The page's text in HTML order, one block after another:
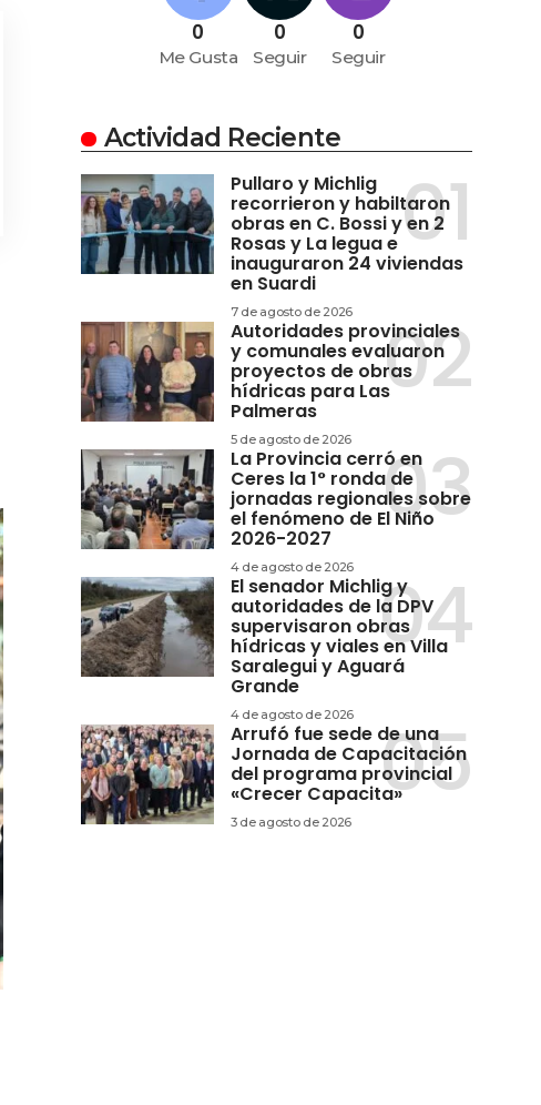
0
Me Gusta
0
Seguir
0
Seguir
Actividad Reciente
Pullaro y Michlig
recorrieron y habiltaron
obras en C. Bossi y en 2
Rosas y La legua e
inauguraron 24 viviendas
en Suardi
7 de agosto de 2026
Autoridades provinciales
y comunales evaluaron
proyectos de obras
hídricas para Las
Palmeras
5 de agosto de 2026
La Provincia cerró en
Ceres la 1° ronda de
jornadas regionales sobre
el fenómeno de El Niño
2026-2027
4 de agosto de 2026
El senador Michlig y
autoridades de la DPV
supervisaron obras
hídricas y viales en Villa
Saralegui y Aguará
Grande
4 de agosto de 2026
Arrufó fue sede de una
Jornada de Capacitación
del programa provincial
«Crecer Capacita»
3 de agosto de 2026